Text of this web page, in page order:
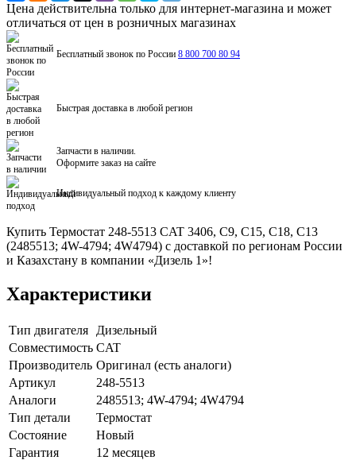
Цена действительна только для интернет-магазина и может
отличаться от цен в розничных магазинах
Бесплатный звонок по России 8 800 700 80 94
Быстрая доставка в любой регион
Запчасти в наличии.
Оформите заказ на сайте
Индивидуальный подход к каждому клиенту
Купить Термостат 248-5513 CAT 3406, C9, C15, C18, C13
(2485513; 4W-4794; 4W4794) с доставкой по регионам России
и Казахстану в компании «Дизель 1»!
Характеристики
Тип двигателя
Дизельный
Совместимость CAT
Производитель Оригинал (есть аналоги)
Артикул
248-5513
Аналоги
2485513; 4W-4794; 4W4794
Тип детали
Термостат
Состояние
Новый
Гарантия
12 месяцев